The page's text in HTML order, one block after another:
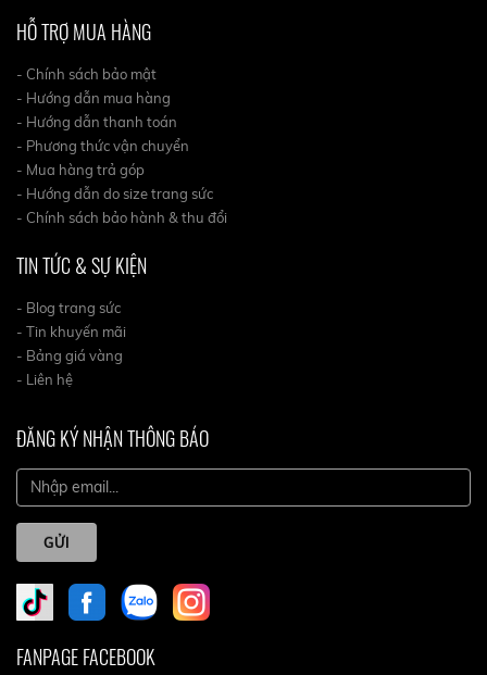
HỖ TRỢ MUA HÀNG
- Chính sách bảo mật
- Hướng dẫn mua hàng
- Hướng dẫn thanh toán
- Phương thức vận chuyển
- Mua hàng trả góp
- Hướng dẫn do size trang sức
- Chính sách bảo hành & thu đổi
TIN TỨC & SỰ KIỆN
- Blog trang sức
- Tin khuyến mãi
- Bảng giá vàng
- Liên hệ
ĐĂNG KÝ NHẬN THÔNG BÁO
GỬI
FANPAGE FACEBOOK